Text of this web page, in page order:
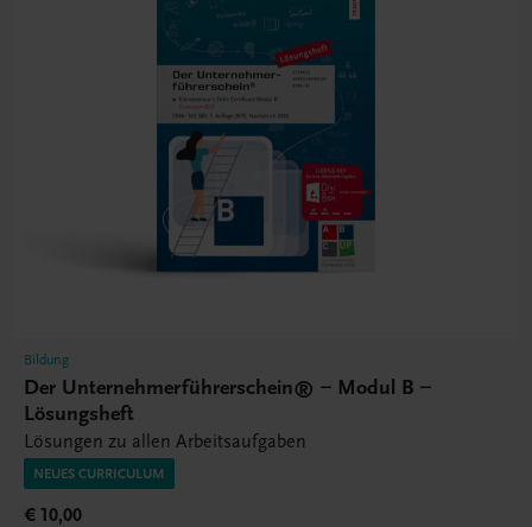
Bildung
Der Unternehmerführerschein® – Modul B –
Lösungsheft
Lösungen zu allen Arbeitsaufgaben
NEUES CURRICULUM
€ 10,00